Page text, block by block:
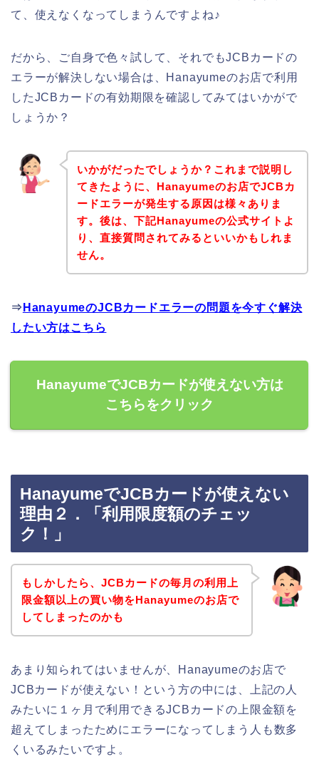
て、使えなくなってしまうんですよね♪
だから、ご自身で色々試して、それでもJCBカードの
エラーが解決しない場合は、Hanayumeのお店で利用
したJCBカードの有効期限を確認してみてはいかがで
しょうか？
いかがだったでしょうか？これまで説明し
てきたように、Hanayumeのお店でJCBカ
ードエラーが発生する原因は様々ありま
す。後は、下記Hanayumeの公式サイトよ
り、直接質問されてみるといいかもしれま
せん。
⇒ HanayumeのJCBカードエラーの問題を今すぐ解決
したい方はこちら
HanayumeでJCBカードが使えない方は
こちらをクリック
HanayumeでJCBカードが使えない
理由２．「利用限度額のチェッ
ク！」
もしかしたら、JCBカードの毎月の利用上
限金額以上の買い物をHanayumeのお店で
してしまったのかも
あまり知られてはいませんが、Hanayumeのお店で
JCBカードが使えない！という方の中には、上記の人
みたいに１ヶ月で利用できるJCBカードの上限金額を
超えてしまったためにエラーになってしまう人も数多
くいるみたいですよ。